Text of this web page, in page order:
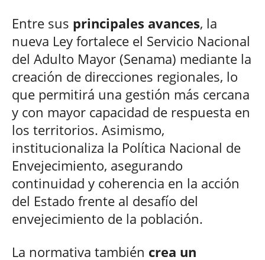
Entre sus principales avances, la
nueva Ley fortalece el Servicio Nacional
del Adulto Mayor (Senama) mediante la
creación de direcciones regionales, lo
que permitirá una gestión más cercana
y con mayor capacidad de respuesta en
los territorios. Asimismo,
institucionaliza la Política Nacional de
Envejecimiento, asegurando
continuidad y coherencia en la acción
del Estado frente al desafío del
envejecimiento de la población.
La normativa también crea un